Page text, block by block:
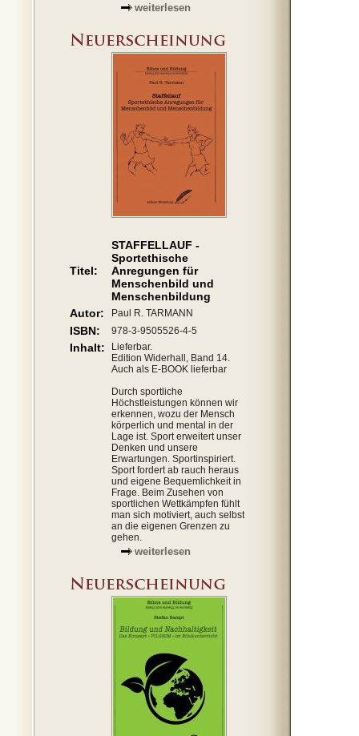
weiterlesen
Titel:
STAFFELLAUF -
Sportethische
Anregungen für
Menschenbild und
Menschenbildung
Autor:
Paul R. TARMANN
ISBN: 978-3-9505526-4-5
Inhalt:
Lieferbar.
Edition Widerhall, Band 14.
Auch als E-BOOK lieferbar
Durch sportliche
Höchstleistungen können wir
erkennen, wozu der Mensch
körperlich und mental in der
Lage ist. Sport erweitert unser
Denken und unsere
Erwartungen. Sportinspiriert.
Sport fordert ab rauch heraus
und eigene Bequemlichkeit in
Frage. Beim Zusehen von
sportlichen Wettkämpfen fühlt
man sich motiviert, auch selbst
an die eigenen Grenzen zu
gehen.
weiterlesen